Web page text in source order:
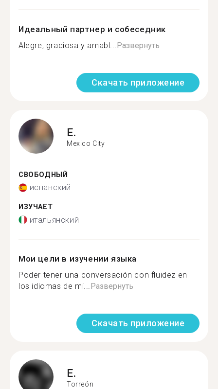
Идеальный партнер и собеседник
Alegre, graciosa y amabl... Развернуть
Скачать приложение
E.
Mexico City
СВОБОДНЫЙ
испанский
ИЗУЧАЕТ
итальянский
Мои цели в изучении языка
Poder tener una conversación con fluidez en
los idiomas de mi... Развернуть
Скачать приложение
E.
Torreón